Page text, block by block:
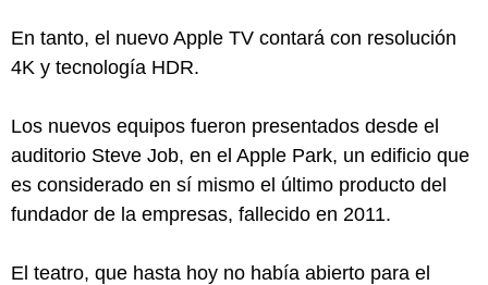
En tanto, el nuevo Apple TV contará con resolución
4K y tecnología HDR.
Los nuevos equipos fueron presentados desde el
auditorio Steve Job, en el Apple Park, un edificio que
es considerado en sí mismo el último producto del
fundador de la empresas, fallecido en 2011.
El teatro, que hasta hoy no había abierto para el